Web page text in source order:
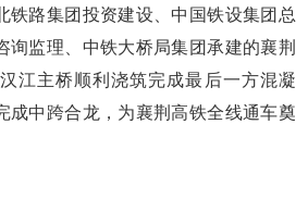
路集团投资建设、中国铁设集团总
询监理、中铁大桥局集团承建的襄荆
江主桥顺利浇筑完成最后一方混凝
成中跨合龙，为襄荆高铁全线通车奠